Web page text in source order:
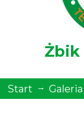
Żbik
Start Galeria